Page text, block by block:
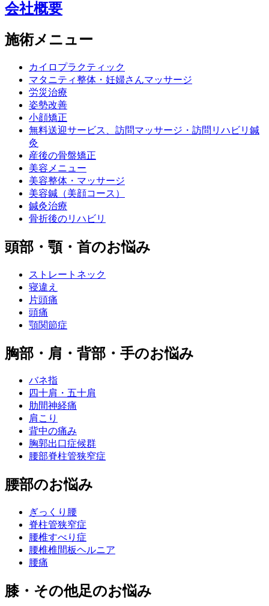
会社概要
施術メニュー
カイロプラクティック
マタニティ整体・妊婦さんマッサージ
労災治療
姿勢改善
小顔矯正
無料送迎サービス、訪問マッサージ・訪問リハビリ鍼
灸
産後の骨盤矯正
美容メニュー
美容整体・マッサージ
美容鍼（美顔コース）
鍼灸治療
骨折後のリハビリ
頭部・顎・首のお悩み
ストレートネック
寝違え
片頭痛
頭痛
顎関節症
胸部・肩・背部・手のお悩み
バネ指
四十肩・五十肩
肋間神経痛
肩こり
背中の痛み
胸郭出口症候群
腰部脊柱管狭窄症
腰部のお悩み
ぎっくり腰
脊柱管狭窄症
腰椎すべり症
腰椎椎間板ヘルニア
腰痛
膝・その他足のお悩み